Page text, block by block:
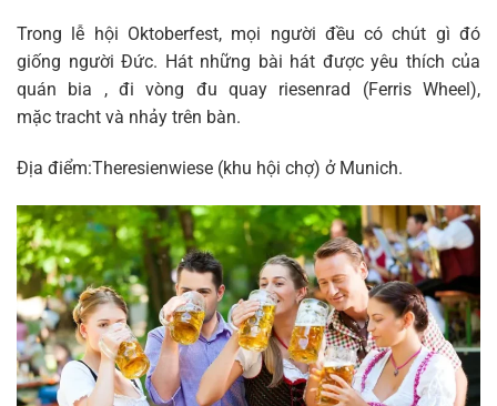
Trong lễ hội Oktoberfest, mọi người đều có chút gì đó
giống người Đức. Hát những bài hát được yêu thích của
quán bia , đi vòng đu quay riesenrad (Ferris Wheel),
mặc tracht và nhảy trên bàn.
Địa điểm:Theresienwiese (khu hội chợ) ở Munich.